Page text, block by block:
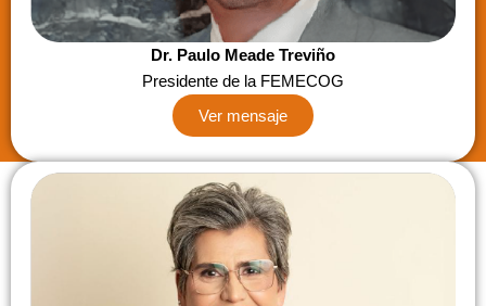
Dr. Paulo Meade Treviño
Presidente de la FEMECOG
Ver mensaje